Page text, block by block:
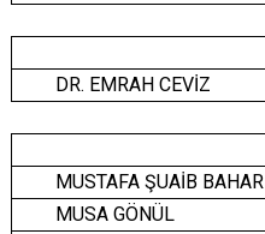
DR. EMRAH CEVİZ
MUSTAFA ŞUAİB BAHAR
MUSA GÖNÜL